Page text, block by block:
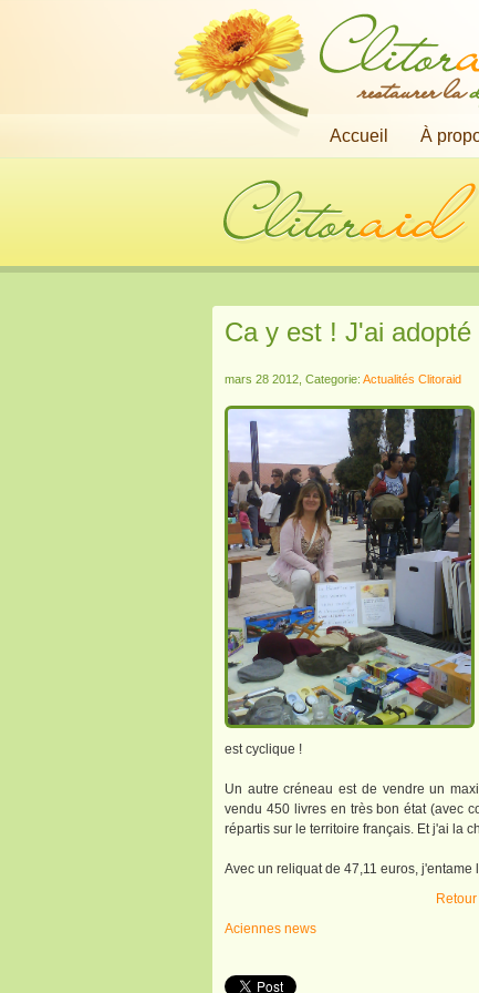
restaurer la
Accueil À
Ca y est ! J'ai
mars 28 2012, Categorie: Actualités Clitoraid
est cyclique !
Un autre créneau est de vendre un
vendu 450 livres en très bon état (avec
répartis sur le territoire français. Et j'ai la
Avec un reliquat de 47,11 euros,
Aciennes news